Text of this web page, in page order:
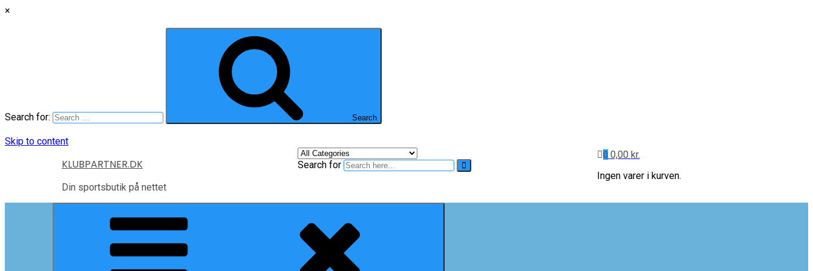
×
Search for: Search
Skip to content
KLUBPARTNER.DK
Din sportsbutik på nettet
Search for
0 0,00 kr.
Ingen varer i kurven.